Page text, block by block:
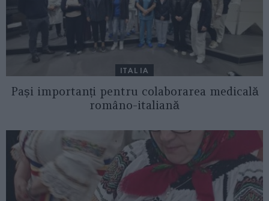
ITALIA
Pași importanți pentru colaborarea medicală
româno-italiană